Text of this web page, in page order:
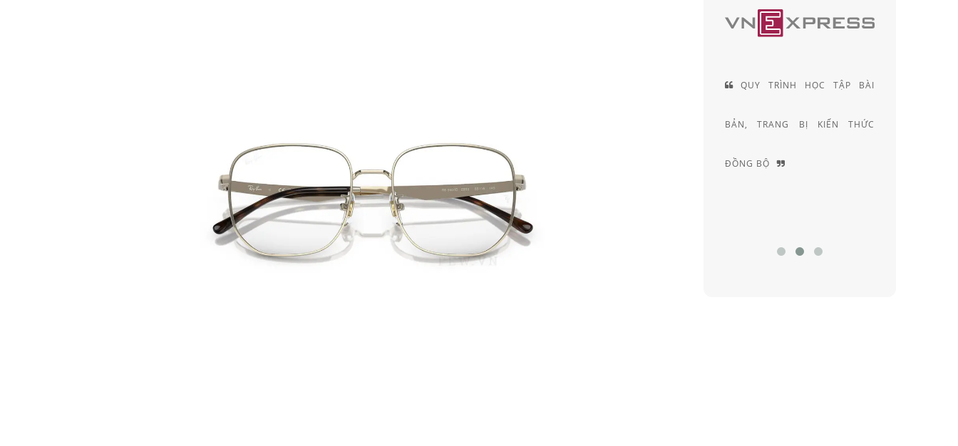
QUY TRÌNH HỌC TẬP BÀI
BẢN, TRANG BỊ KIẾN THỨC
ĐỒNG BỘ